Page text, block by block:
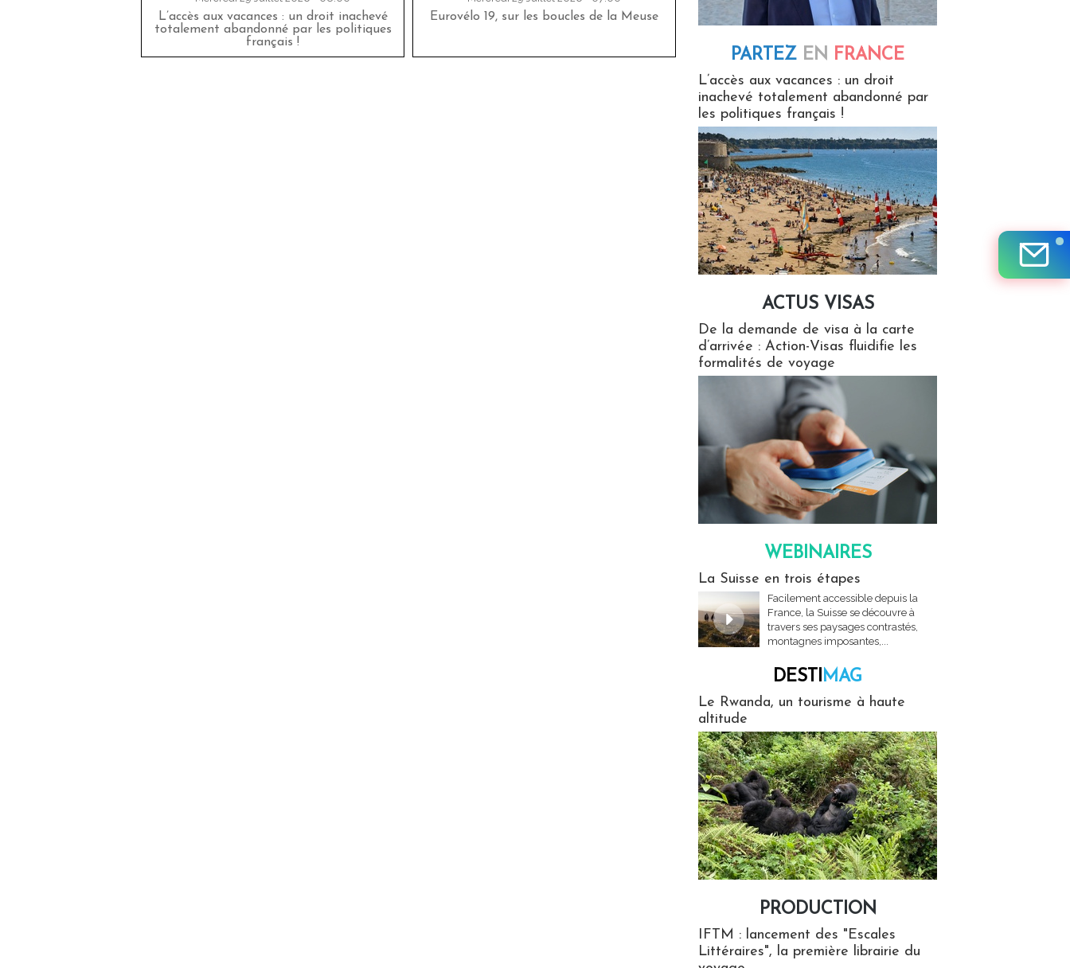
L’accès aux vacances : un droit inachevé
totalement abandonné par les politiques
français !
Eurovélo 19, sur les boucles de la Meuse
PARTEZ EN FRANCE
L’accès aux vacances : un droit
inachevé totalement abandonné par
les politiques français !
ACTUS VISAS
De la demande de visa à la carte
d’arrivée : Action-Visas fluidifie les
formalités de voyage
WEBINAIRES
La Suisse en trois étapes
Facilement accessible depuis la
France, la Suisse se découvre à
travers ses paysages contrastés,
montagnes imposantes,...
DESTIMAG
Le Rwanda, un tourisme à haute
altitude
PRODUCTION
IFTM : lancement des "Escales
Littéraires", la première librairie du